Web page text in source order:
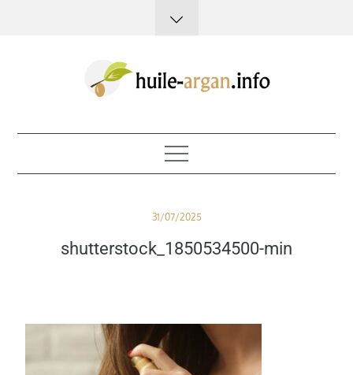
Huile d'argan
Posted
31/07/2025
shutterstock_1850534500-min